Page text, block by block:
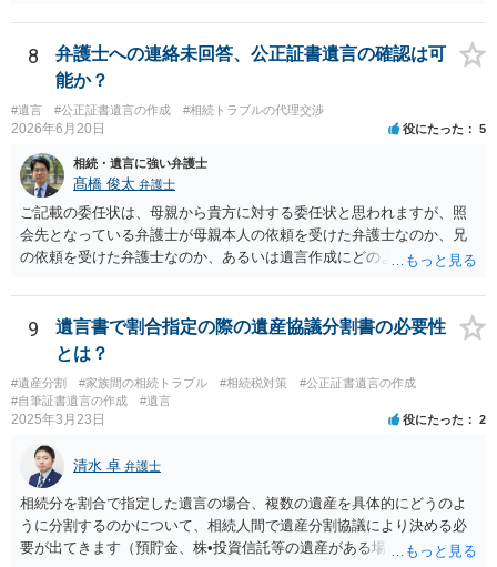
いと思います。
8
弁護士への連絡未回答、公正証書遺言の確認は可
能か？
#遺言 #公正証書遺言の作成 #相続トラブルの代理交渉
2026年6月20日 役にたった 5
相続・遺言に強い弁護士
髙橋 俊太 弁護士
ご記載の委任状は、母親から貴方に対する委任状と思われますが、照
会先となっている弁護士が母親本人の依頼を受けた弁護士なのか、兄
の依頼を受けた弁護士なのか、あるいは遺言作成にどのような立場で
と思われます。 仮に、その弁護士が母親本人から依頼を受けているの
であれば、母親本人に対する報告義務が問題となります。母親が貴方
に一任する旨を明確に伝えており、委任状の内容にも、弁護士との連
絡、進捗確認、公正証書遺言の作成有無や控えの確認等が含まれてい
るのであれば、貴方から進捗状況等の説明を求める余地はあります。
他方で、その弁護士が兄の依頼を受けた弁護士である場合には、兄の
況を報告する義務があるとは限りません。また、親族間で利害対立が
ある可能性がある場合、守秘義務や本人意思確認の観点から、委任状
があるとしても直ちに内容を開示しないこともあり得ます。 公正証書
遺言が作成済みである場合でも、生前にその存在や内容を誰に開示す
るかは、基本的には遺言者本人の意思による問題です。まずは、母親
9
遺言書で割合指定の際の遺産協議分割書の必要性
とは？
#遺産分割 #家族間の相続トラブル #相続税対策
#公正証書遺言の作成
#自筆証書遺言の作成
#遺言
2025年3月23日 役にたった 2
清水 卓 弁護士
相続分を割合で指定した遺言の場合、複数の遺産を具体的にどうのよ
うに分割するのかについて、相続人間で遺産分割協議により決める必
要が出てきます（預貯金、株•投資信託等の遺産がある場合に、どの遺